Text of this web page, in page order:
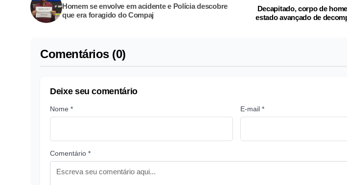
Homem se envolve em acidente e Polícia descobre
que era foragido do Compaj
Decapitado, corpo de
estado avançado de
Comentários (0)
Deixe seu comentário
Nome * E-mail *
Comentário *